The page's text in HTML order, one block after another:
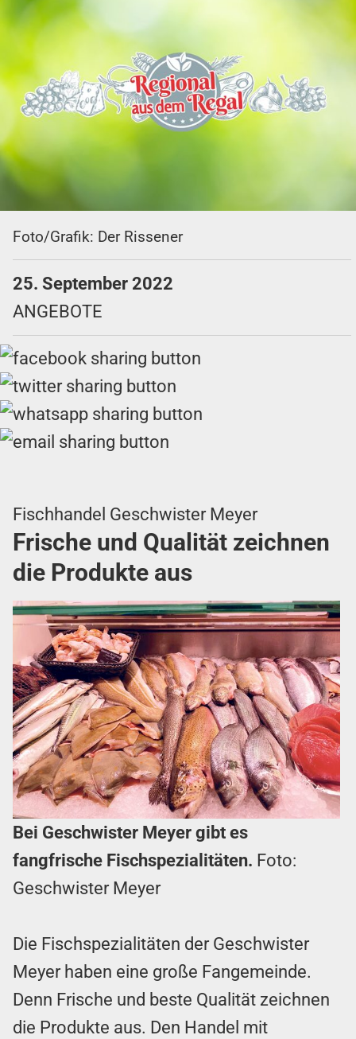
Foto/Grafik: Der Rissener
25. September 2022
ANGEBOTE
Fischhandel Geschwister Meyer
Frische und Qualität zeichnen
die Produkte aus
Bei Geschwister Meyer gibt es
fangfrische Fischspezialitäten. Foto:
Geschwister Meyer
Die Fischspezialitäten der Geschwister
Meyer haben eine große Fangemeinde.
Denn Frische und beste Qualität zeichnen
die Produkte aus. Den Handel mit